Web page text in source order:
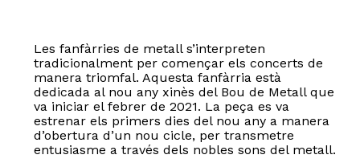
Les fanfàrries de metall s’interpreten
tradicionalment per començar els concerts de
manera triomfal. Aquesta fanfàrria està
dedicada al nou any xinès del Bou de Metall que
va iniciar el febrer de 2021. La peça es va
estrenar els primers dies del nou any a manera
d’obertura d’un nou cicle, per transmetre
entusiasme a través dels nobles sons del metall.